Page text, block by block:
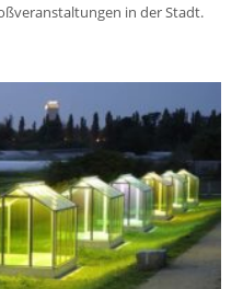
in der Stadt.